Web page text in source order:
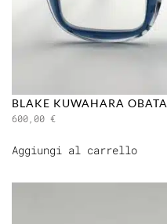
BLAKE KUWAHARA OBATA
600,00 €
Aggiungi al carrello